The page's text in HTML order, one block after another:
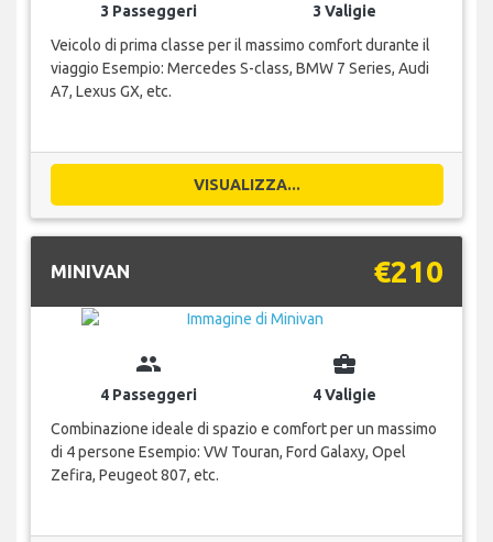
3 Passeggeri
3 Valigie
Veicolo di prima classe per il massimo comfort durante il
viaggio Esempio: Mercedes S-class, BMW 7 Series, Audi
A7, Lexus GX, etc.
VISUALIZZA...
MINIVAN €210
group
4 Passeggeri
business_center
4 Valigie
Combinazione ideale di spazio e comfort per un massimo
di 4 persone Esempio: VW Touran, Ford Galaxy, Opel
Zefira, Peugeot 807, etc.